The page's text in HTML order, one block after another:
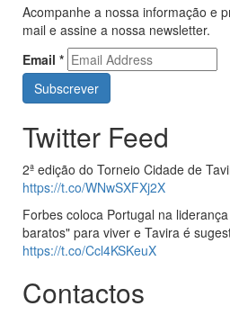
Acompanhe a nossa informação e
mail e assine a nossa newsletter.
Email *
Twitter Feed
2ª edição do Torneio Cidade de
https://t.co/WNwSXFXj2X
Forbes coloca Portugal na
baratos" para viver e Tavira é
https://t.co/Ccl4KSKeuX
Contactos